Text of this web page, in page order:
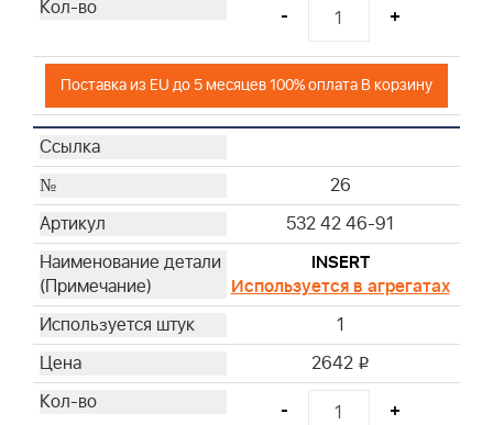
- +
Поставка из EU до 5 месяцев 100% оплата В корзину
26
532 42 46-91
INSERT
Используется в агрегатах
1
2642 i
- +